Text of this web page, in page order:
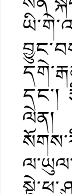
ལེན།